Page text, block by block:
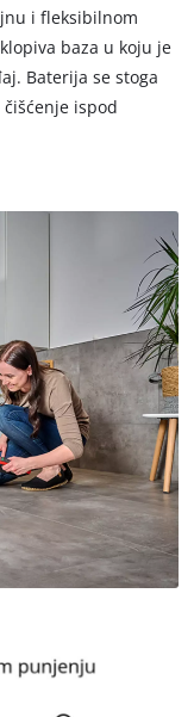
i fleksibilnom
baza u koju je
Baterija se stoga
ispod